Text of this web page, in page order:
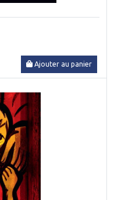
Ajouter au panier